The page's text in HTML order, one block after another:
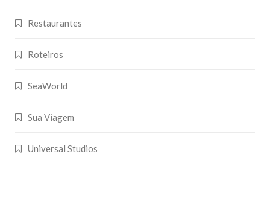
Restaurantes
Roteiros
SeaWorld
Sua Viagem
Universal Studios